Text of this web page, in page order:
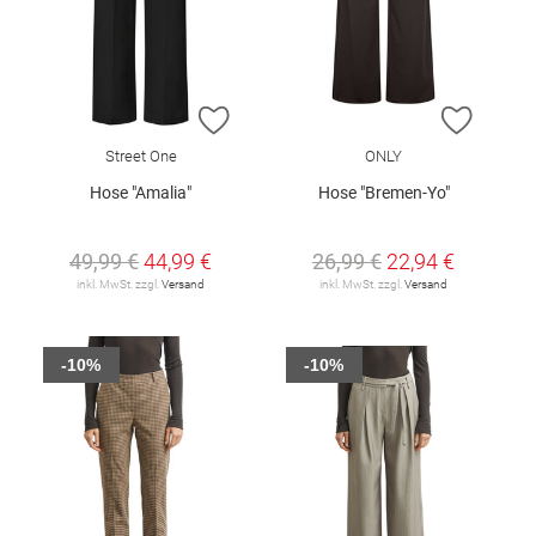
ZUR WUNSCHLISTE HINZUFÜGEN
Street One
Hose "Amalia"
49,99 €44,99 €
inkl. MwSt. zzgl.Versand
ZUR
ONLY
Hose "Bremen-Yo"
26,99 € 22,94 €
inkl. MwSt. zzgl.Versand
-10% -10%